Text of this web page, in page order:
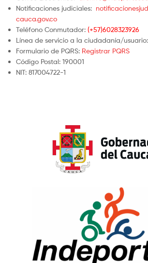
Notificaciones judiciales:
cauca.gov.co
Teléfono Conmutador: (+57)6028323926
Línea de servicio a la ciudadanía/usuario:
Formulario de PQRS: Registrar PQRS
Código Postal: 190001
NIT: 817004722-1